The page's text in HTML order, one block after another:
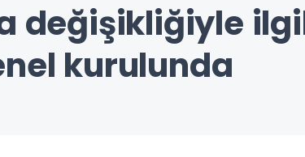
değişikliğiyle
kurulunda